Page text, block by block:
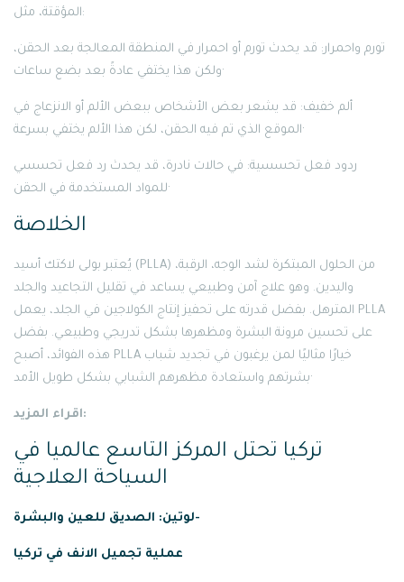
المؤقتة، مثل:
تورم واحمرار: قد يحدث تورم أو احمرار في المنطقة المعالجة بعد الحقن،
ولكن هذا يختفي عادةً بعد بضع ساعات·
ألم خفيف: قد يشعر بعض الأشخاص ببعض الألم أو الانزعاج في
الموقع الذي تم فيه الحقن، لكن هذا الألم يختفي بسرعة·
ردود فعل تحسسية: في حالات نادرة، قد يحدث رد فعل تحسسي
للمواد المستخدمة في الحقن·
الخلاصة
يُعتبر بولى لاكتك أسيد (PLLA) من الحلول المبتكرة لشد الوجه، الرقبة،
واليدين. وهو علاج آمن وطبيعي يساعد في تقليل التجاعيد والجلد
المترهل. بفضل قدرته على تحفيز إنتاج الكولاجين في الجلد، يعمل PLLA
على تحسين مرونة البشرة ومظهرها بشكل تدريجي وطبيعي. بفضل
هذه الفوائد، أصبح PLLA خيارًا مثاليًا لمن يرغبون في تجديد شباب
بشرتهم واستعادة مظهرهم الشبابي بشكل طويل الأمد·
اقراء المزيد:
تركيا تحتل المركز التاسع عالميا في
السياحة العلاجية
لوتين: الصديق للعين والبشرة-
عملية تجميل الانف في تركيا